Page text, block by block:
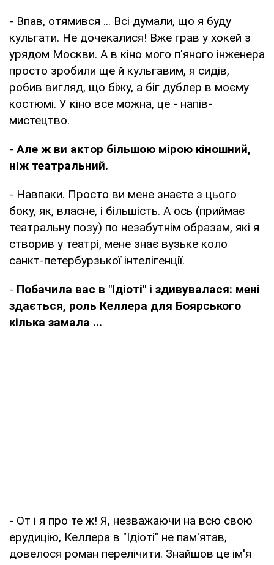
- Впав, отямився ... Всі думали, що я буду
кульгати. Не дочекалися! Вже грав у хокей з
урядом Москви. А в кіно мого п'яного інженера
просто зробили ще й кульгавим, я сидів,
робив вигляд, що біжу, а біг дублер в моєму
костюмі. У кіно все можна, це - напів-
мистецтво.
- Але ж ви актор більшою мірою кіношний,
ніж театральний.
- Навпаки. Просто ви мене знаєте з цього
боку, як, власне, і більшість. А ось (приймає
театральну позу) по незабутнім образам, які я
створив у театрі, мене знає вузьке коло
санкт-петербурзької інтелігенції.
- Побачила вас в "Ідіоті" і здивувалася: мені
здається, роль Келлера для Боярського
кілька замала ...
- От і я про те ж! Я, незважаючи на всю свою
ерудицію, Келлера в "Ідіоті" не пам'ятав,
довелося роман перелічити. Знайшов це ім'я